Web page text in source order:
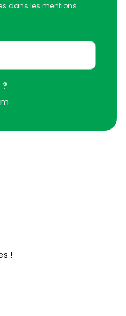
dans les mentions
?
!